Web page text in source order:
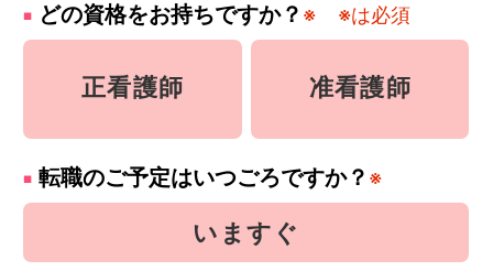
どの資格をお持ちですか？ ※ ※は必須
正看護師 准看護師
転職のご予定はいつごろですか？ ※
いますぐ